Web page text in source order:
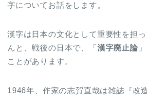
字についてお話をします。
漢字は日本の文化として重要性を担
んと、戦後の日本で、「 漢字廃止論
ことがあります。
1946年、作家の志賀直哉は雑誌『改